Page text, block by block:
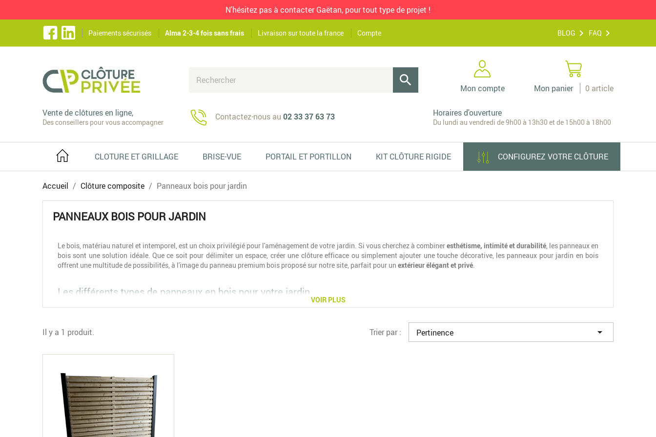
N'hésitez pas à contacter Gaëtan, pour tout type de projet !
Paiements sécurisés Alma 2-3-4 fois sans frais Livraison sur toute la france Compte BLOG FAQ

Mon panier 0 article
Mon compte
Vente de clôtures en ligne,
Des conseillers pour vous accompagner
Contactez-nous au 02 33 37 63 73 Horaires d'ouverture
Du lundi au vendredi de 9h00 à 13h30 et de 15h00 à 18h00
CLOTURE ET GRILLAGE BRISE-VUE PORTAIL ET PORTILLON KIT CLÔTURE RIGIDE CONFIGUREZ VOTRE CLÔTURE
Accueil Clôture composite Panneaux bois pour jardin
PANNEAUX BOIS POUR JARDIN
Le bois, matériau naturel et intemporel, est un choix privilégié pour l'aménagement de votre jardin. Si vous cherchez à combineresthétisme, intimité et durabilité, les panneaux en
bois sont une solution idéale. Que ce soit pour délimiter un espace, créer une clôture efficace ou simplement ajouter une touche décorative, les panneaux pour jardin en bois
offrent une multitude de possibilités, à l'image du panneau premium bois proposé sur notre site, parfait pour un extérieur élégant et privé.
Les différents types de panneaux en bois pour votre jardin
● Panneaux pleins (occultants) préserver votre intimité . Grâce à leurs lames jointives, ils offrent une
internet, vous trouverez ce type de panneau en bois, le
décoration subtile et aérée, permettant de structurer les espaces sans les fermer complètement. Ils peuvent également servir de support pour des plantes grimpantes.
● Palissades: Souvent plus hautes et plus robustes, les palissades en bois sont conçues pour créer une
pour délimiter de grandes parcelles ou pour une sécurité accrue.
Treillis et brise-vues décoratifs
également être utilisés comme éléments purement décoratifs pour embellir un coin de votre jardin ou une terrasse.
VOIR PLUS
Il y a 1 produit. Trier par : Pertinence 